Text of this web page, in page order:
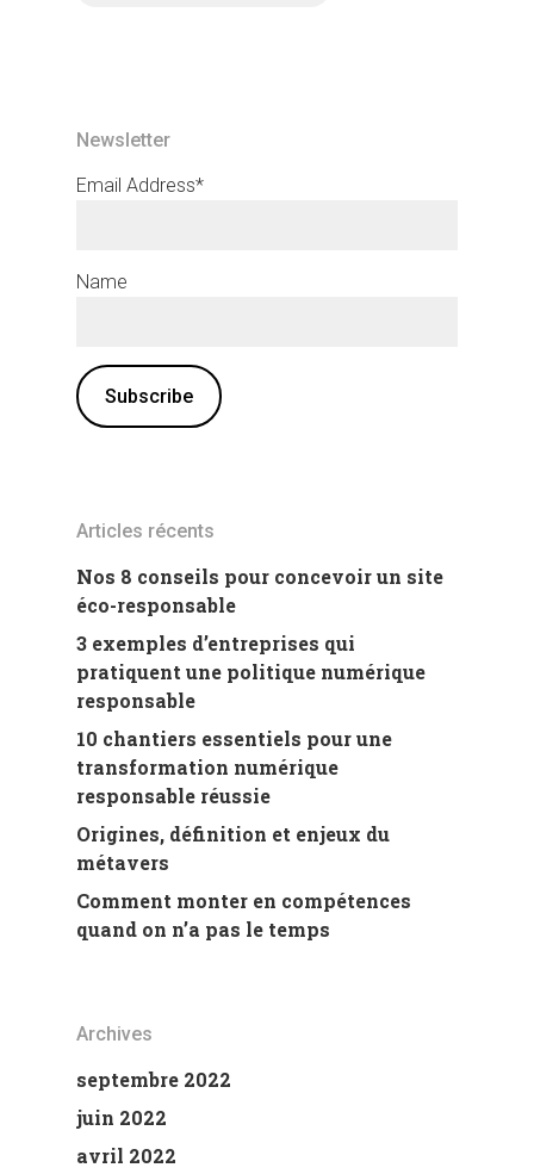
Newsletter
Email Address*
Name
Articles récents
Nos 8 conseils pour concevoir un site
éco-responsable
3 exemples d’entreprises qui
pratiquent une politique numérique
responsable
10 chantiers essentiels pour une
transformation numérique
responsable réussie
Origines, définition et enjeux du
métavers
Comment monter en compétences
quand on n’a pas le temps
Archives
septembre 2022
juin 2022
avril 2022